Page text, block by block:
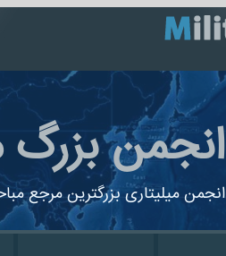
انجمن بزرگ
انجمن میلیتاری بزرگترین مرجع